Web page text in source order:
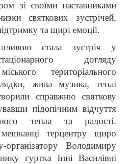
зі своїми наставниками
святкових зустрічей,
та щирі емоції.
стала зустріч у
догляду
територіального
жива музика, теплі
справжню святкову
підопічним відчуття
тепла та радості.
терцентру щиро
організатору Володимиру
гуртка Інні Василівні